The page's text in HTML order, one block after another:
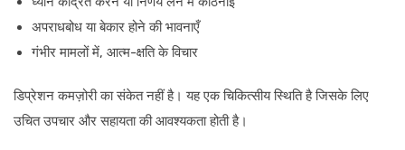
अपराधबोध या बेकार होने की भावनाएँ
गंभीर मामलों में, आत्म-क्षति के विचार
डिप्रेशन कमज़ोरी का संकेत नहीं है। यह एक चिकित्सीय स्थिति है जिसके लिए
उचित उपचार और सहायता की आवश्यकता होती है।